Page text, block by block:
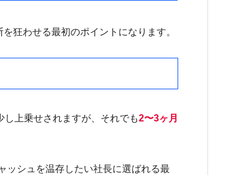
狂わせる最初のポイントになります。
上乗せされますが、それでも2〜3ヶ月
ッシュを温存したい社長に選ばれる最